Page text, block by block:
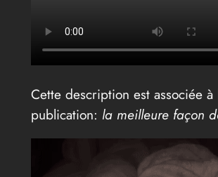
Cette description est associée à
publication: la meilleure façon